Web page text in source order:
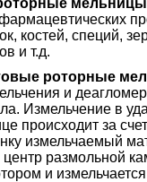
мельницы
костей, специй,
и т.д.
роторные
и
Измельчение в
происходит за
измельчаемый
размольной
и